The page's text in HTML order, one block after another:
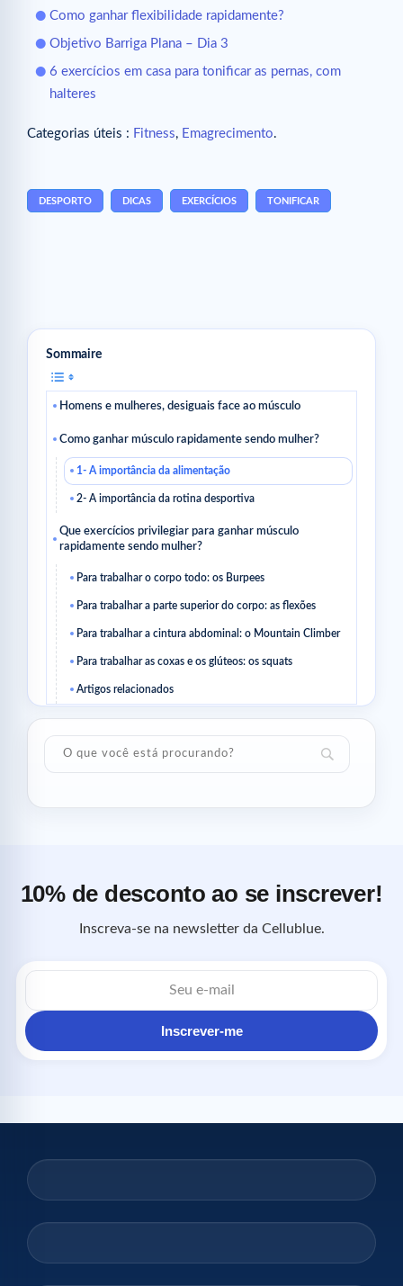
Como ganhar flexibilidade rapidamente?
Objetivo Barriga Plana – Dia 3
6 exercícios em casa para tonificar as pernas, com
halteres
Categorias úteis : Fitness, Emagrecimento.
DESPORTO DICAS EXERCÍCIOS TONIFICAR
Sommaire
Homens e mulheres, desiguais face ao músculo
Como ganhar músculo rapidamente sendo mulher?
1- A importância da alimentação
2- A importância da rotina desportiva
Que exercícios privilegiar para ganhar músculo
rapidamente sendo mulher?
Para trabalhar o corpo todo: os Burpees
Para trabalhar a parte superior do corpo: as flexões
Para trabalhar a cintura abdominal: o Mountain Climber
Para trabalhar as coxas e os glúteos: os squats
Artigos relacionados
10% de desconto ao se inscrever!
Inscreva-se na newsletter da Cellublue.
Endereço
de
Inscrever-me